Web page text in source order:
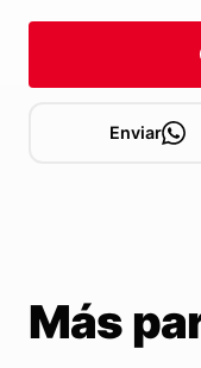
Enviar
Más